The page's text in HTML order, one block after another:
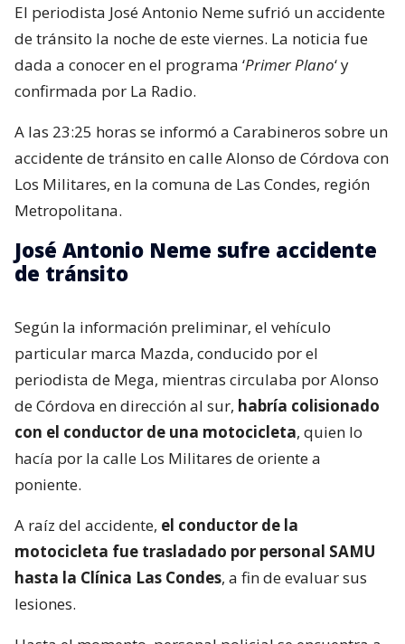
El periodista José Antonio Neme sufrió un accidente
de tránsito la noche de este viernes. La noticia fue
dada a conocer en el programa ‘Primer Plano‘ y
confirmada por La Radio.
A las 23:25 horas se informó a Carabineros sobre un
accidente de tránsito en calle Alonso de Córdova con
Los Militares, en la comuna de Las Condes, región
Metropolitana.
José Antonio Neme sufre accidente
de tránsito
Según la información preliminar, el vehículo
particular marca Mazda, conducido por el
periodista de Mega, mientras circulaba por Alonso
de Córdova en dirección al sur, habría colisionado
con el conductor de una motocicleta, quien lo
hacía por la calle Los Militares de oriente a
poniente.
A raíz del accidente, el conductor de la
motocicleta fue trasladado por personal SAMU
hasta la Clínica Las Condes, a fin de evaluar sus
lesiones.